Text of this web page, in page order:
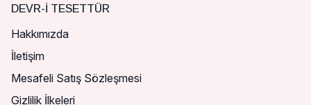
DEVR-I TESETTÜR
Hakkımızda
İletişim
Mesafeli Satış Sözleşmesi
Gizlilik İlkeleri